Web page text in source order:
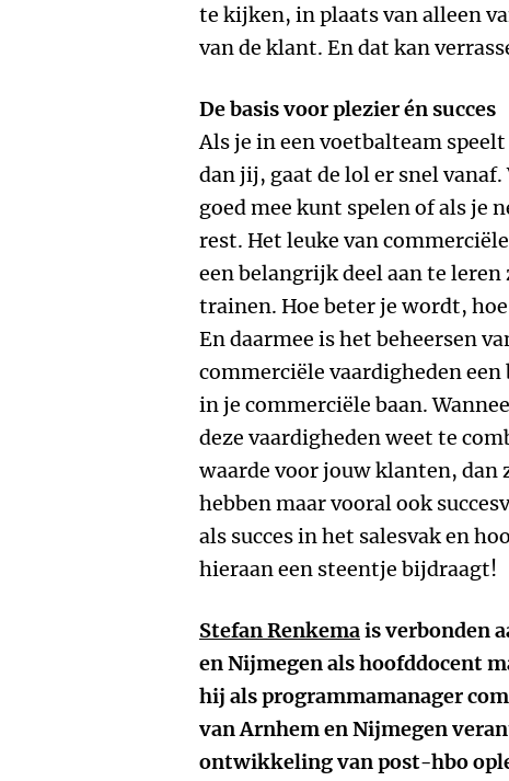
te kijken, in plaats van alleen
van de klant. En dat kan
De basis voor plezier én succes
Als je in een voetbalteam
dan jij, gaat de lol er snel
goed mee kunt spelen of als je
rest. Het leuke van
een belangrijk deel aan te
trainen. Hoe beter je wordt,
En daarmee is het beheersen
commerciële vaardigheden
in je commerciële baan.
deze vaardigheden weet te
waarde voor jouw klanten, dan
hebben maar vooral ook
als succes in het salesvak en
hieraan een steentje bijdraagt!
Stefan Renkemais verbonden
en Nijmegen als hoofddocent
hij als programmamanager
van Arnhem en Nijmegen
ontwikkeling van post-hbo